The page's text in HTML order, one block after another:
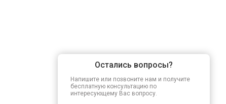
Остались вопросы?
Напишите или позвоните нам и получите
бесплатную консультацию по
интересующему Вас вопросу.